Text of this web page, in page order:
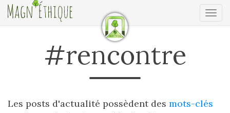
#rencontre
Les posts d'actualité possèdent des mots-clés